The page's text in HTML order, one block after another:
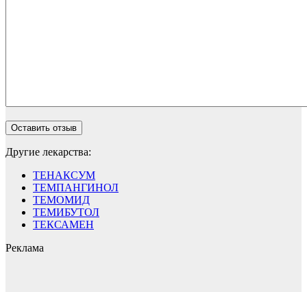
Другие лекарства:
ТЕНАКСУМ
ТЕМПАНГИНОЛ
ТЕМОМИД
ТЕМИБУТОЛ
ТЕКСАМЕН
Реклама